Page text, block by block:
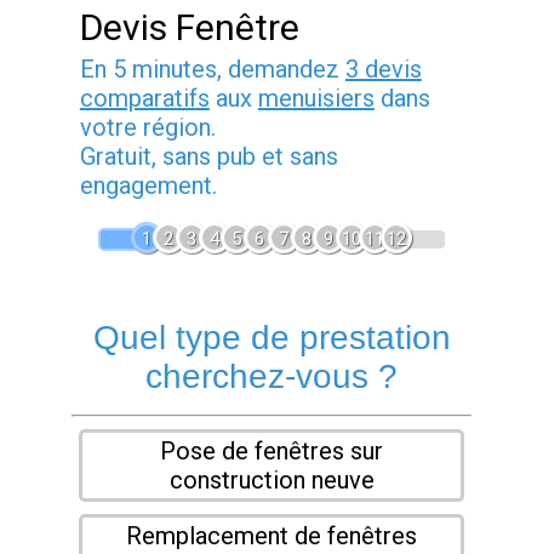
Devis Fenêtre
En 5 minutes, demandez 3 devis
comparatifs aux menuisiers dans
votre région.
Gratuit, sans pub et sans
engagement.
1 2 3 4 5 6 7 8 9 1011 12
Quel type de prestation
cherchez-vous ?
Pose de fenêtres sur
construction neuve
Remplacement de fenêtres